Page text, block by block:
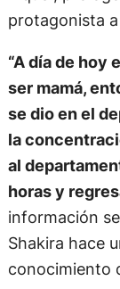
protagonista a
“A día de hoy
ser mamá,
se dio en el
la
al
horas y
información
Shakira hace
conocimiento